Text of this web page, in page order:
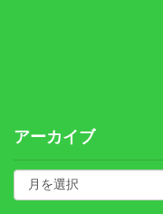
アーカイブ